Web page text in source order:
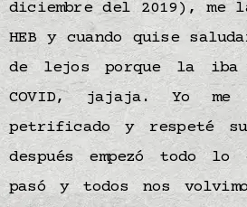
diciembre del 2019), me
HEB y cuando quise
de lejos porque la iba
COVID, jajaja. Yo me
petrificado y respeté
después empezó todo lo
pasó y todos nos